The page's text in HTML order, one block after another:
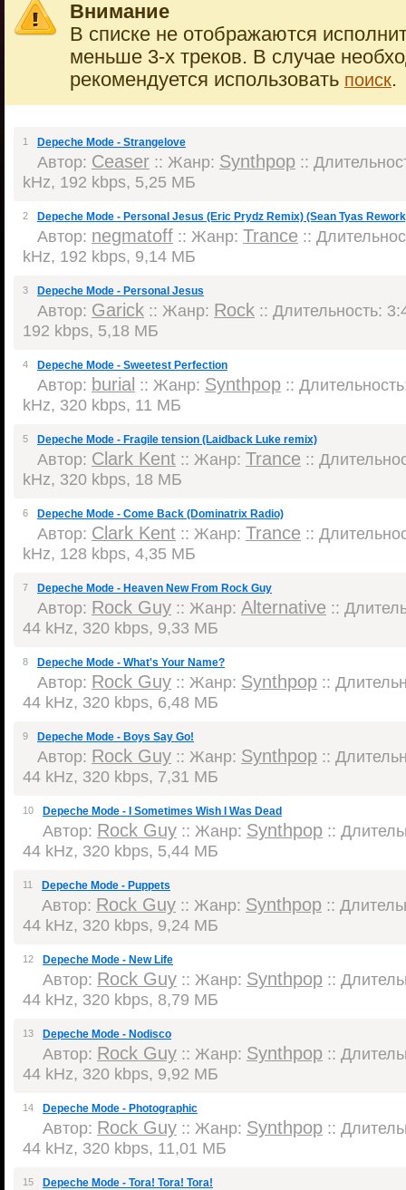
Внимание
В списке не отображаются
меньше 3-х треков. В случае
рекомендуется использовать поиск.
1 Depeche Mode - Strangelove
Автор: Ceaser :: Жанр: Synthpop ::
kHz, 192 kbps, 5,25 МБ
2 Depeche Mode - Personal Jesus (Eric Prydz Remix) (Sean Tyas
Автор: negmatoff :: Жанр: Trance ::
kHz, 192 kbps, 9,14 МБ
3 Depeche Mode - Personal Jesus
Автор: Garick :: Жанр: Rock :: Длительность:
192 kbps, 5,18 МБ
4 Depeche Mode - Sweetest Perfection
Автор: burial :: Жанр: Synthpop ::
kHz, 320 kbps, 11 МБ
5 Depeche Mode - Fragile tension (Laidback Luke remix)
Автор: Clark Kent :: Жанр: Trance ::
kHz, 320 kbps, 18 МБ
6 Depeche Mode - Come Back (Dominatrix Radio)
Автор: Clark Kent :: Жанр: Trance ::
kHz, 128 kbps, 4,35 МБ
7 Depeche Mode - Heaven New From Rock Guy
Автор: Rock Guy :: Жанр: Alternative ::
44 kHz, 320 kbps, 9,33 МБ
8 Depeche Mode - What's Your Name?
Автор: Rock Guy :: Жанр: Synthpop ::
44 kHz, 320 kbps, 6,48 МБ
9 Depeche Mode - Boys Say Go!
Автор: Rock Guy :: Жанр: Synthpop ::
44 kHz, 320 kbps, 7,31 МБ
10 Depeche Mode - I Sometimes Wish I Was Dead
Автор: Rock Guy :: Жанр: Synthpop ::
44 kHz, 320 kbps, 5,44 МБ
11 Depeche Mode - Puppets
Автор: Rock Guy :: Жанр: Synthpop ::
44 kHz, 320 kbps, 9,24 МБ
12 Depeche Mode - New Life
Автор: Rock Guy :: Жанр: Synthpop ::
44 kHz, 320 kbps, 8,79 МБ
13 Depeche Mode - Nodisco
Автор: Rock Guy :: Жанр: Synthpop ::
44 kHz, 320 kbps, 9,92 МБ
14 Depeche Mode - Photographic
Автор: Rock Guy :: Жанр: Synthpop ::
44 kHz, 320 kbps, 11,01 МБ
15 Depeche Mode - Tora! Tora! Tora!